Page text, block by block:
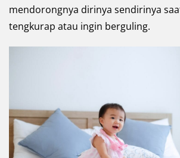
mendorongnya dirinya sendirinya
tengkurap atau ingin berguling.